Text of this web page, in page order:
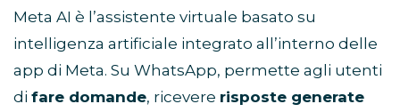
Meta AI è l’assistente virtuale basato su
intelligenza artificiale integrato all’interno delle
app di Meta. Su WhatsApp, permette agli utenti
di fare domande, ricevere risposte generate